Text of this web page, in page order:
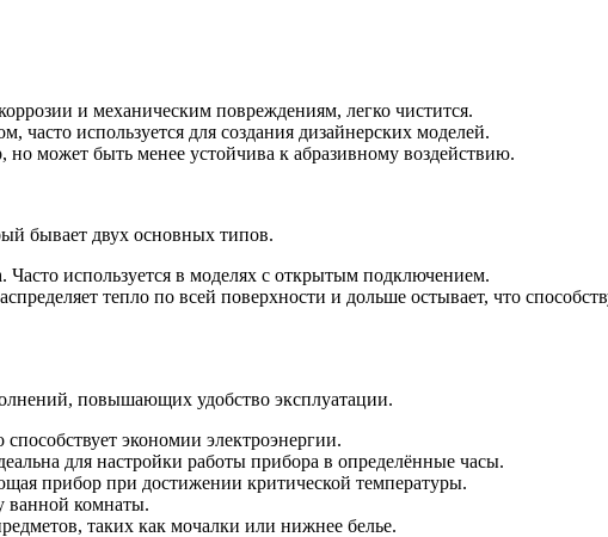
и механическим повреждениям, легко чистится.
используется для создания дизайнерских моделей.
может быть менее устойчива к абразивному воздействию.
бывает двух основных типов.
используется в моделях с открытым подключением.
тепло по всей поверхности и дольше остывает, что
повышающих удобство эксплуатации.
экономии электроэнергии.
для настройки работы прибора в определённые часы.
прибор при достижении критической температуры.
ванной комнаты.
таких как мочалки или нижнее белье.